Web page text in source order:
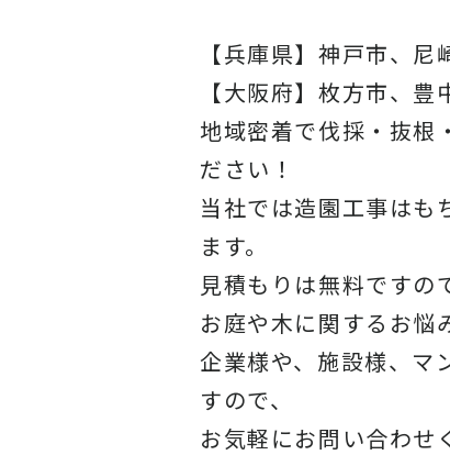
【兵庫県】神戸市、
【大阪府】枚方市、
地域密着で伐採・抜根
ださい！
当社では造園工事はも
ます。
見積もりは無料ですの
お庭や木に関するお悩
企業様や、施設様、マ
すので、
お気軽にお問い合わせ